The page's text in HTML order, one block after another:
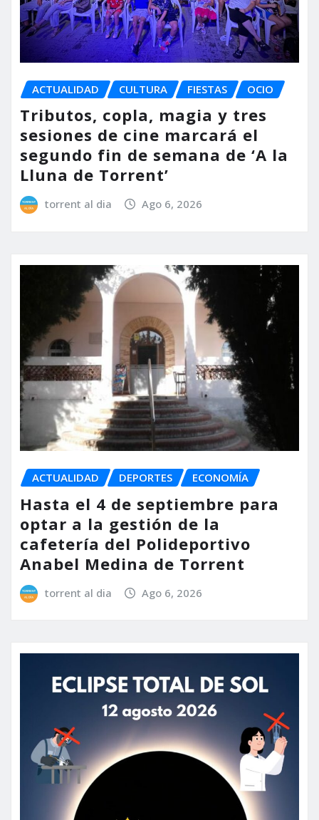
ACTUALIDAD CULTURA FIESTAS OCIO
Tributos, copla, magia y tres
sesiones de cine marcará el
segundo fin de semana de ‘A la
Lluna de Torrent’
torrent al dia Ago 6, 2026
ACTUALIDAD DEPORTES ECONOMÍA
Hasta el 4 de septiembre para
optar a la gestión de la
cafetería del Polideportivo
Anabel Medina de Torrent
torrent al dia Ago 6, 2026